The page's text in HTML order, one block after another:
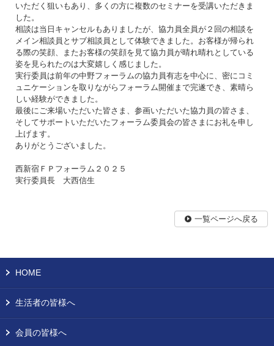
いただく狙いもあり、多くの方に複数のセミナーを受講いただきま
した。
相談は当日キャンセルもありましたが、協力員全員が２回の相談を
メイン相談員とサブ相談員として体験できました。お客様が帰られ
る際の笑顔、またお客様の笑顔を見て協力員が晴れ晴れとしている
姿を見られたのは大変嬉しく感じました。
実行委員は前年の中野フォーラムの協力員有志を中心に、密にコミ
ュニケーションを取りながらフォーラム開催まで完遂でき、素晴ら
しい経験ができました。
最後にご来場いただいた皆さま、参画いただいた協力員の皆さま、
そしてサポートいただいたフォーラム委員会の皆さまにお礼を申し
上げます。
ありがとうございました。
西新宿ＦＰフォーラム２０２５
実行委員長 大西信生
一覧ページへ戻る
HOME
生活者の皆様へ
会員の皆様へ